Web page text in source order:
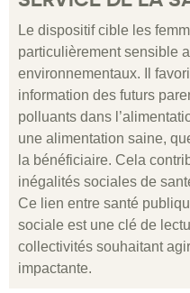
Le dispositif cible les
particulièrement sensible
environnementaux. Il
information des futurs
polluants dans
une alimentation saine,
la bénéficiaire. Cela
inégalités sociales de
Ce lien entre santé
sociale est une clé de
collectivités souhaitant
impactante.